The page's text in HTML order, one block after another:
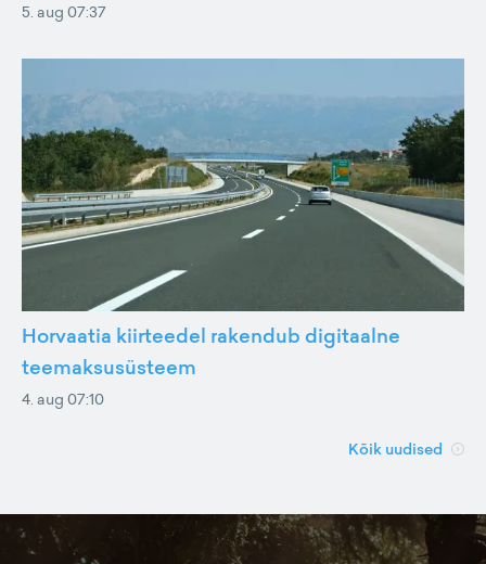
5. aug 07:37
Horvaatia kiirteedel rakendub digitaalne
teemaksusüsteem
4. aug 07:10
Kõik uudised